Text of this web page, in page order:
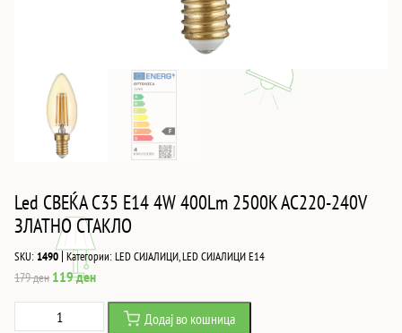
Led СВЕЌА C35 E14 4W 400Lm 2500K AC220-240V
ЗЛАТНО СТАКЛО
SKU:1490|Категории:LED СИЈАЛИЦИ,LED СИЈАЛИЦИ Е14
179ден Original
was:
119денCurrent
price
Додај во кошница